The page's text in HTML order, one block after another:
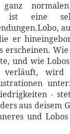
ist eine
er
erscheinen.
und wie
verläuft,
-
aus deisem
und